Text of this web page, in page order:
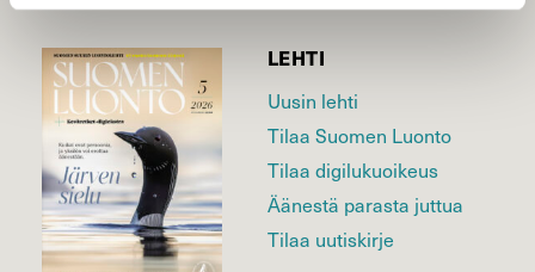
LEHTI
Uusin lehti
Tilaa Suomen Luonto
Tilaa digilukuoikeus
Äänestä parasta juttua
Tilaa uutiskirje